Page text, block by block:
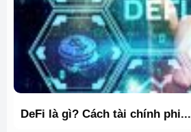
DeFi là gì? Cách tài chính phi...